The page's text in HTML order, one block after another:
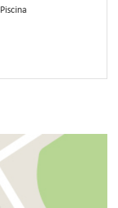
Piscina